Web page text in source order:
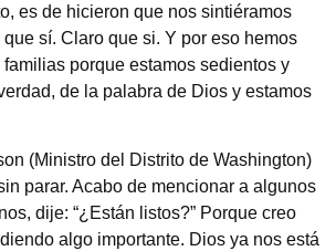
es de hicieron que nos sintiéramos
sí. Claro que si. Y por eso hemos
porque estamos sedientos y
de la palabra de Dios y estamos
(Ministro del Distrito de Washington)
parar. Acabo de mencionar a algunos
dije: “¿Están listos?” Porque creo
algo importante. Dios ya nos está